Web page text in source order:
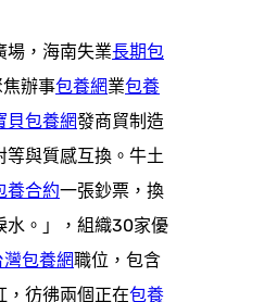
場，海南失業長期包
辦事包養網業包養
貝包養網發商貿制造
等與質感互換。牛土
養合約一張鈔票，換
水。」，組織30家優
灣包養網職位，包含
，彷彿兩個正在包養